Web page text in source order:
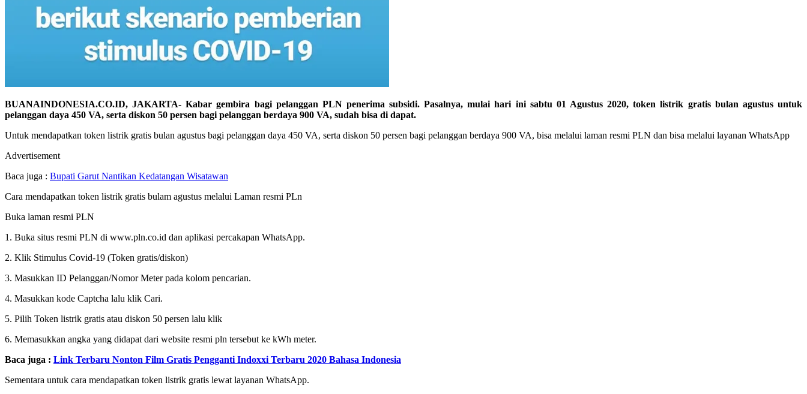
BUANAINDONESIA.CO.ID, JAKARTA- Kabar gembira bagi pelanggan PLN penerima subsidi. Pasalnya, mulai hari ini sabtu 01 Agustus 2020, token listrik gratis bulan agustus untuk
pelanggan daya 450 VA, serta diskon 50 persen bagi pelanggan berdaya 900 VA, sudah bisa di dapat.
Untuk mendapatkan token listrik gratis bulan agustus bagi pelanggan daya 450 VA, serta diskon 50 persen bagi pelanggan berdaya 900 VA, bisa melalui laman resmi PLN dan bisa melalui layanan WhatsApp
Advertisement
Baca juga : Bupati Garut Nantikan Kedatangan Wisatawan
Cara mendapatkan token listrik gratis bulam agustus melalui Laman resmi PLn
Buka laman resmi PLN
1. Buka situs resmi PLN di www.pln.co.id dan aplikasi percakapan WhatsApp.
2. Klik Stimulus Covid-19 (Token gratis/diskon)
3. Masukkan ID Pelanggan/Nomor Meter pada kolom pencarian.
4. Masukkan kode Captcha lalu klik Cari.
5. Pilih Token listrik gratis atau diskon 50 persen lalu klik
6. Memasukkan angka yang didapat dari website resmi pln tersebut ke kWh meter.
Baca juga : Link Terbaru Nonton Film Gratis Pengganti Indoxxi Terbaru 2020 Bahasa Indonesia
Sementara untuk cara mendapatkan token listrik gratis lewat layanan WhatsApp.